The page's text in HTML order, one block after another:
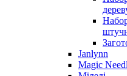
Janlynn
Magic